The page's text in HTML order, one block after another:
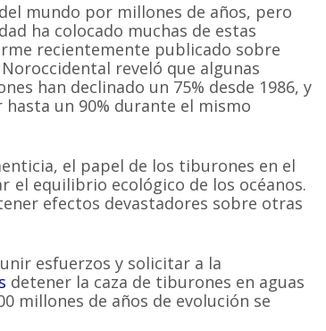
mundo por millones de años, pero
ha colocado muchas de estas
recientemente publicado sobre
reveló que algunas
han declinado un 75% desde 1986, y
un 90% durante el mismo
el papel de los tiburones en el
el equilibrio ecológico de los océanos.
efectos devastadores sobre otras
esfuerzos y solicitar a la
detener la caza de tiburones en aguas
millones de años de evolución se